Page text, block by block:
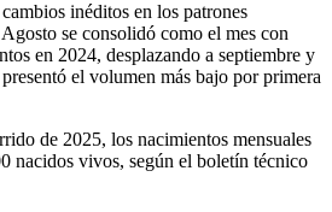
inéditos en los patrones
se consolidó como el mes con
en 2024, desplazando a septiembre y
el volumen más bajo por primera
de 2025, los nacimientos mensuales
nacidos vivos, según el boletín técnico